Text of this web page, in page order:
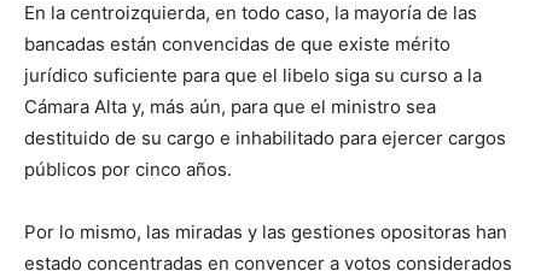
En la centroizquierda, en todo caso, la mayoría de las
bancadas están convencidas de que existe mérito
jurídico suficiente para que el libelo siga su curso a la
Cámara Alta y, más aún, para que el ministro sea
destituido de su cargo e inhabilitado para ejercer cargos
públicos por cinco años.
Por lo mismo, las miradas y las gestiones opositoras han
estado concentradas en convencer a votos considerados